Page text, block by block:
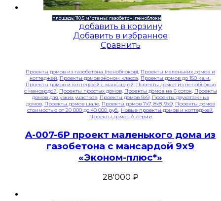
площадь: 110,5 м²стены: газобетон, пеноблоки
добавить в корзину
Добавить в избранное
Сравнить
Проекты домов из газобетона (пеноблоков), Проекты маленьких домов и
коттеджей, Проекты домов эконом класса, Проекты домов до 150 кв.м.,
Проекты домов и коттеджей с мансардой, Проекты домов из пеноблоков
с мансардой, Проекты простых домов, Проекты домов на 6 соток, Проекты
домов для узких участков, Проекты домов 9x9, Проекты двухэтажных
домов, Проекты домов шале, Проекты домов 7x7, 8x8, 9x9, Проекты домов
стоимостью от 20 000 до 40 000 руб., Новые проекты домов и коттеджей,
Проекты домов A-серии
A-007-6P проект маленького дома из
газобетона с мансардой 9х9
«Эконом-плюс*»
28'000 ₽